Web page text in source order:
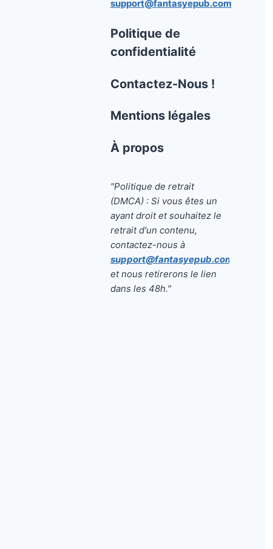
support@fantasyepub.com
Politique de
confidentialité
Contactez-Nous !
Mentions légales
À propos
"Politique de retrait
(DMCA) : Si vous êtes un
ayant droit et souhaitez le
retrait d'un contenu,
contactez-nous à
support@fantasyepub.com
et nous retirerons le lien
dans les 48h."